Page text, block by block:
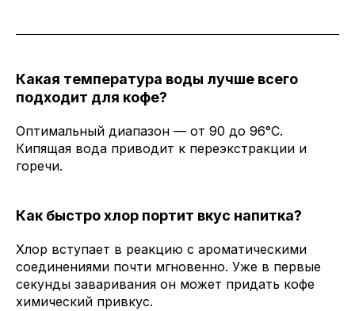
Какая температура воды лучше всего
подходит для кофе?
Оптимальный диапазон — от 90 до 96°C.
Кипящая вода приводит к переэкстракции и
горечи.
Как быстро хлор портит вкус напитка?
Хлор вступает в реакцию с ароматическими
соединениями почти мгновенно. Уже в первые
секунды заваривания он может придать кофе
химический привкус.